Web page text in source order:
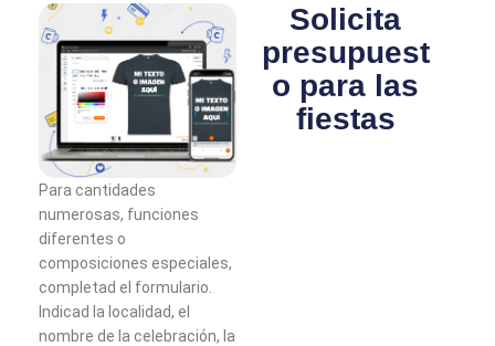
Para cantidades
numerosas, funciones
diferentes o
composiciones especiales,
completad el formulario.
Indicad la localidad, el
nombre de la celebración, la
Solicita
presupuest
o para las
fiestas